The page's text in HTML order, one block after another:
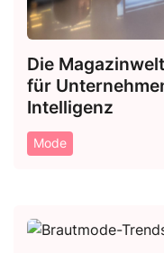
Die
für
Intelligenz
Mode